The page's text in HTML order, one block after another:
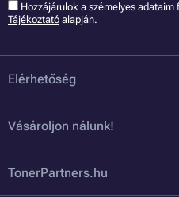
Hozzájárulok a szémelyes adataim
Tájékoztató alapján.
Elérhetőség
Vásároljon nálunk!
TonerPartners.hu